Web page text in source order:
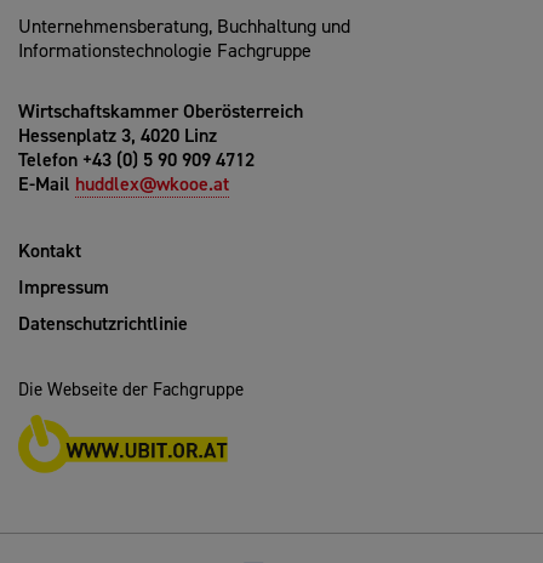
Unternehmensberatung, Buchhaltung und
Informationstechnologie Fachgruppe
Wirtschaftskammer Oberösterreich
Hessenplatz 3, 4020 Linz
Telefon +43 (0) 5 90 909 4712
E-Mail huddlex@wkooe.at
Kontakt
Impressum
Datenschutzrichtlinie
Die Webseite der Fachgruppe